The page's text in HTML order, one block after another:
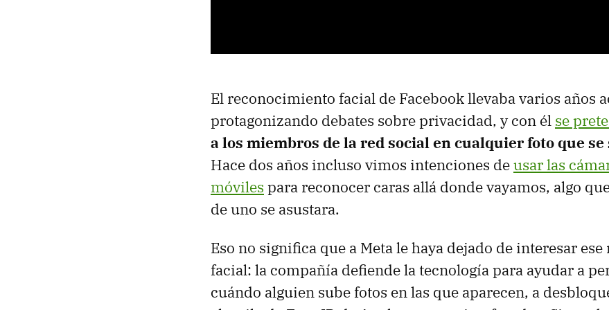
El reconocimiento facial de Facebook llevaba varios años
protagonizando debates sobre privacidad, y con él se
a los miembros de la red social en cualquier foto que
Hace dos años incluso vimos intenciones deusar las
móviles para reconocer caras allá donde vayamos, algo
de uno se asustara.
Eso no significa que a Meta le haya dejado de interesar
facial: la compañía defiende la tecnología para ayudar a
cuándo alguien sube fotos en las que aparecen, a